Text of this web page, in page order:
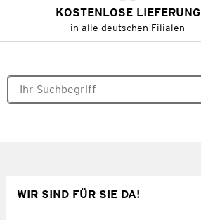
KOSTENLOSE LIEFERUNG
in alle deutschen Filialen
WIR SIND FÜR SIE DA!